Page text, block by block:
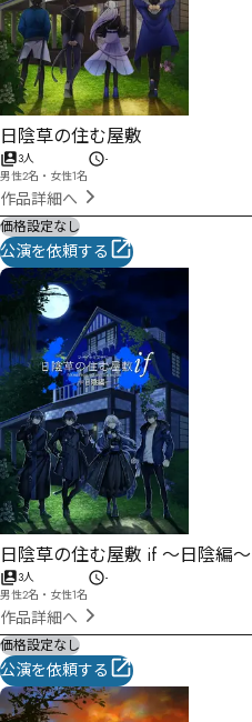
日陰草の住む屋敷
3人
男性2名・女性1名
-
作品詳細へ
価格設定なし
公演を依頼する
日陰草の住む屋敷 if 〜日陰編〜
3人
男性2名・女性1名
-
作品詳細へ
価格設定なし
公演を依頼する